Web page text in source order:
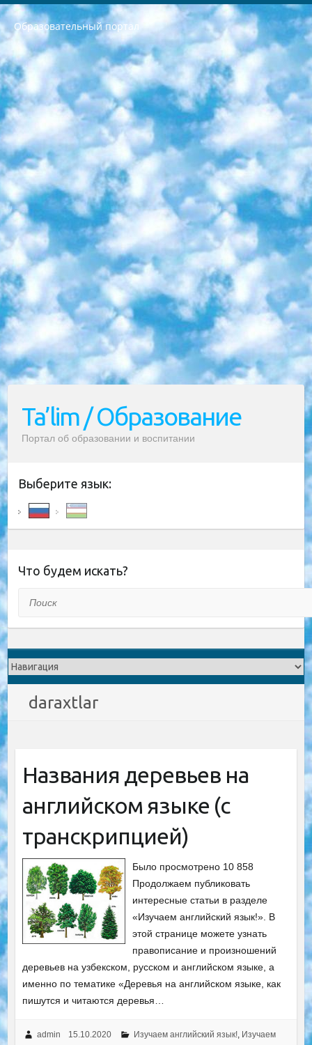
Образовательный портал
РЕСПУБЛИКА УЗБЕКИСТАН МИНИСТРЕРСТВО ДОШКОЛЬНОГО И ШКОЛЬНОГО ОБРАЗОВАНИЯ КОМАНДА в общеобразовательных учреждениях в 2023-2024 учебном году организация и проведение итоговой государственной аттестации обучающихся о Министра дошкольного и школьного образования Республики Узбекистан от 4 марта 2008 года (постановлением Минюста от 20 марта 2008 года № 1778 государственной регистрации) «Итоговое состояние учащихся общего среднего образования на основании положения об утверждении положения об аттестации общего среднего образования выпускной экзамен студентов в образовательных учреждениях в 2023-2024 учебном году В целях организации и прохождения аттестации приказываю: 1. Следующее: перечень предметов, по которым будет проводиться итоговая государственная аттестация и экзамен формы перевода согласно приложению 1; сертификаты международного образца, оценивающие уровень владения иностранными языками перечень согласно приложению 2; 2. Педагогический при специализированных образовательных учреждениях. научно-практический центр квалификации и международной оценки (Д.Давидова) 2024 г. До 25 марта: задания по предметам, по которым будет проводиться итоговая аттестация разработка и утверждение технических условий; итоговая аттестация на основании разработанного предметного задания разработка вопросов по предметам (устно и письменно), экзамен передача; общеобразовательные средние школы и специальные учебные заведения учащиеся выпускных классов школ и интернатов в агентской системе подготовка базы данных экзаменационных материалов и критериев оценки; перевод базы экзаменационных материалов на все языки обучения подать в Республиканский образовательный центр для изготовления; варианты экзаменов на основе разработанных контрольных материалов пусть будут поставлены задачи формирования. 3. Республиканский образовательный центр (Ш.Худайкулов) до 5 апреля 2024 года. до: база данных предоставленных экзаменационных материалов на все языки обучения перевод и экспертиза; для слепых, слабовидящих, глухих, слабослышащих и умственно отсталых детей учащиеся выпускных классов специализированных школ и школ-интернатов база данных экзаменационных материалов на всех преподаваемых языках подготовка критериев оценки; специализированные школы для умственно отсталых детей и технологии для учащихся выпускных классов школ-интернатов разработка соответствующих рекомендаций и критериев проведения ЕГЭ по естествознанию давать задания. 4. Педагогический при специализированных образовательных учреждениях. Научно-практический центр навыков и международной оценки (Д.Давидова), Республика образовательный центр (Худайкулов Ш.) итоговый государственный аттестационный экзамен ориентирован на творческое и логическое мышление при подготовке базы материалов учитывать введение заданий. 5. Следует отметить, что: сертификат государственного образца о знании общеобразовательного предмета и как минимум национальный уровень B1 по предметам на иностранных языках, указанным в Приложении 2. или международно признанный сертификат эквивалентного уровня студенты, изучающие определенный предмет, освобождаются от экзамена; по соответствующим предметам запланирована итоговая государственная аттестация за день до дня, путем жеребьевки Рабочей группой (в письменной форме по предметам, проводимым в форме) из числа сформированных вариантов выбрано 2 варианта; 2 выбранных варианта экзамена анонсированы на официальном сайте министерства и все выпускники по всей стране на основе этих вариантов проводит итоговую государственную аттестацию. 6. Государственное образование учащихся средних общеобразовательных учреждений. знания в соответствии с квалификационными требованиями, которые необходимо приобрести на основании стандартов итоговый (выпускной) контроль для 9 и 11 классов в целях тестирования Экзамены (далее – экзамены) состоят из предметов, перечисленных в приложении 1. будет сделано. 7. Экзамены пройдут с 26 мая по 15 июня 2024 г. (кроме науки физического воспитания). 8. Физическая для учащихся 9 классов общесредних образовательных учреждений. Экзамены по предмету «Образование, квалификация медицина» 1-6 мая 2024 года. сотрудники перевести под присмотр (с отклонениями в физическом или умственном развитии) специализированная школа для детей, школы-интернаты и со сколиозом школы-интернаты санаторного типа для больных детей исключены). 9. Он был слепым, слабовидящим и имел нарушения опорно-двигательного аппарата. экзамены в специализированных школах и интернатах для детей должны проводиться исходя из требований, предъявляемых к общеобразовательным учреждениям (физкультура кроме науки). 10. Специализированная школа для глухих и слабослышащих детей. и экзамены в интернатах и быть реализован в виде письменного теста по математике. 11. Специальность для умственно отсталых детей. Для 9 класса Родной язык и литературное письмо Государственный язык (язык обучения – узбекский). для неклассов) написано Математическое письмо Письменная/устная история Узбекистана Физическое воспитание практично Итоговый контроль Для 11 класса Написание родного языка и литературы (эссе) Математическое письмо Узбекский язык (обучение на узбекском языке) не посещающее общее среднее образование для учреждений)/Образовательное учреждение выбор письменный и устный Иностранный язык письменный/устный Письменная/устная история Узбекистана *По выбору студента:  Химия  Физика  Основы государственного права  География 10 бесплатных образовательных ресурсов - Мы составили подборку онлайн-проектов с интерактивными упражнениями, видеолекциями и статьями. Они помогут вам обрести новые и освежить старые знания бесплатно. 1. «ИНТУИТ» Старейшая образовательная площадка Рунета. Здесь вы найдёте сотни текстовых и видеокурсов на десятки различных тем — от программирования до психологии. Многие курсы подготовлены российскими университетами и крупными международными компаниями вроде Intel и Microsoft. Самостоятельное обучение бесплатное, но желающие могут оплатить услуги персональных наставников. 2. «Смартия» знакомит с актуальными профессиями и подсказывает, как им обучаться. Выбрав заинтересовавшую вас специальность — SMM-специалист, фотограф, веб-дизайнер или другую, — увидите список необходимых для неё умений. Чтобы вы могли освоить их самостоятельно, для каждого умения площадка отображает подборку ссылок на учебные материалы. Хотя «Смартия» ориентируется на русскоязычную аудиторию, часть контента всё же доступна только на английском. 3. «Лекторий Физтеха» Проект Московского физико-технического института (Физтеха). С его помощью вы можете смотреть онлайн серии лекций, записанные на видео в этом вузе. В числе доступных предметов — физика, биология, химия, информационные технологии и другие. К некоторым лекциям администрация ресурса прилагает готовые конспекты, которые можно скачивать в PDF-формате. 4. ITMOcourses Онлайн-площадка Санкт-Петербургского национального исследовательского университета информационных технологий, механики и оптики (ИТМО). Ресурс предоставляет свободный доступ к курсам, разработанным в этом вузе. Каталог материалов разбит на четыре категории: «Оптические системы и технологии», «Приборостроение и робототехника», «Информационные технологии» и «Биотехнологии». Курсы состоят из видеолекций, интерактивных демонстраций и заданий. 5. «КиберЛенинка» Электронная научная библиотека открытого доступа. Каталог площадки регулярно обрастает текстами статей из различных научных изданий. Сгруппированные по журналам и рубрикам публикации можно читать онлайн или скачивать целиком в PDF-формате. Проект нацелен на популяризацию науки за счёт открытого доступа к качественной информации. 6. «ПостНаука» На этом ресурсе публикуют подборки видеолекций, составленные экспертами из разных отраслей и объединённые общими темами. Среди них, к примеру, есть серии «Биоинформатика и геномика», «Культура средневековой Скандинавии» и Cinema Studies о теории кино. Каждая подборка лекций — логически связанная история, рассказанная экспертом от первого лица. Кроме того, на сайте появляются научно-образовательные статьи и тесты на разные темы. 7. «Newочём» Команда проекта «Newочём» отбирает самые интересные тексты из англоязычных СМИ и переводит те из них, за которые голосуют участники сообщества «ВКонтакте». По большей части это научно-популярные статьи. Редакторы придумывают лишь заголовки, в остальном содержание переводов соответствует оригиналам. Полные тексты можно читать прямо в социальной сети. 8. InternetUrok Онлайн-база материалов по основным дисциплинам школьной программы. Информация на сайте структурирована по классам, предметам и темам (урокам). Каждый урок состоит из видеолекций и конспектов. Есть также интерактивные тренажёры и тесты для закрепления пройденного материала. Даже если вы давно окончили школу, возможность повторить программу старших классов всегда может пригодиться. 9. Edutainme Ещё один ресурс об образовании. В отличие от Newtonew, как мне кажется, Edutainme больше ориентируется на представителей индустрии: педагогов, предпринимателей, разработчиков образовательных проектов. Но и любой, кто просто стремится к саморазвитию, найдёт на сайте много полезного и интересного для себя. Например, информацию о новых курсах и образовательных сервисах. 10. Newtonew Онлайн-медиа об образовании и обучении в широком смысле. Авторы Newtonew пишут об инструментах, заведениях, тактиках и стратегиях, которые помогают учить других и получать новые знания самостоятельно. На этой площадке вы найдёте новости, обзоры, аналитические мат
Ta’lim / Образование
Портал об образовании и воспитании
Выберите язык:
Что будем искать?
daraxtlar
Названия деревьев на
английском языке (с
транскрипцией)
Было просмотрено 10 858
Продолжаем публиковать
интересные статьи в разделе
«Изучаем английский язык!». В
этой странице можете узнать
правописание и произношений
деревьев на узбекском, русском и английском языке, а
именно по тематике «Деревья на английском языке, как
пишутся и читаются деревья…
admin 15.10.2020 Изучаем английский язык!, Изучаем